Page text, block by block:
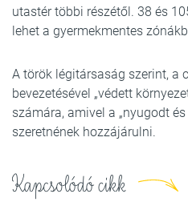
utastér többi részétől. 38 és
lehet a gyermekmentes
A török légitársaság szerint, a
bevezetésével „védett
számára, amivel a „nyugodt
szeretnének hozzájárulni.
Kapcsolódó cikk